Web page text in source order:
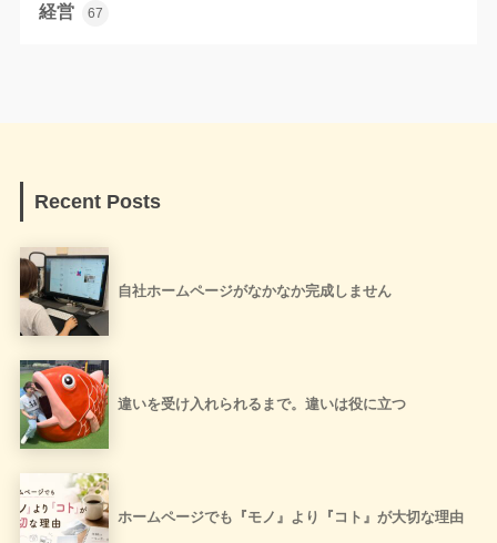
経営 67
Recent Posts
自社ホームページがなかなか完成しません
違いを受け入れられるまで。違いは役に立つ
ホームページでも『モノ』より『コト』が大切な理由